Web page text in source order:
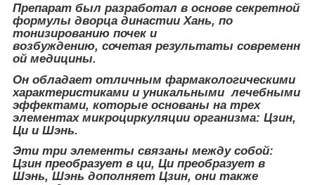
Препарат был разработал в основе секретной
формулы дворца династии Хань, по
тонизированию почек и
возбуждению, сочетая результаты современн
ой медицины.
Он обладает отличным фармакологическими
характеристиками и уникальными лечебными
эффектами, которые основаны на трех
элементах микроциркуляции организма: Цзин,
Ци и Шэнь.
Эти три элементы связаны между собой:
Цзин преобразует в ци, Ци преобразует в
Шэнь, Шэнь дополняет Цзин, они также